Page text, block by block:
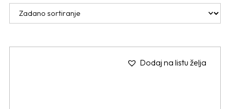
Dodaj na listu želja